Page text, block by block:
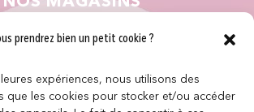
prendrez bien un petit cookie ?
expériences, nous utilisons des
que les cookies pour stocker et/ou accéder
SOMMES NOUS ?
REJOINDRE
F.A.Q